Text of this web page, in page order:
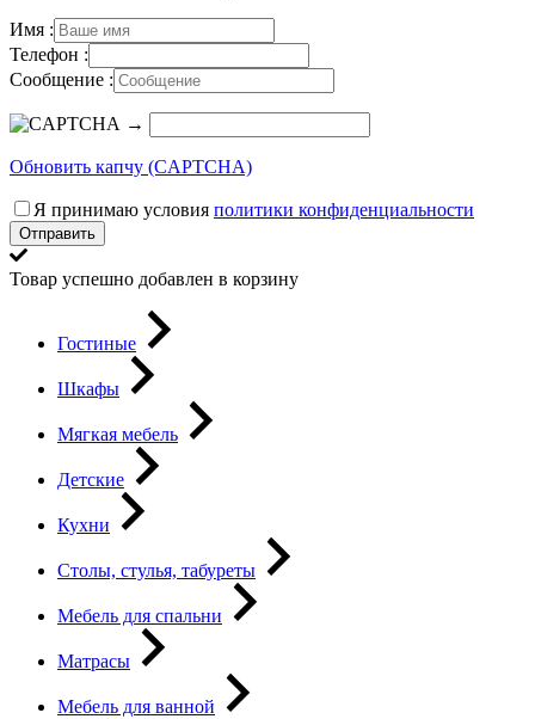
Имя :
Телефон :
Сообщение :
→
Обновить капчу (CAPTCHA)
Я принимаю условия политики конфиденциальности
Отправить
Товар успешно добавлен в корзину
Гостиные
Шкафы
Мягкая мебель
Детские
Кухни
Столы, стулья, табуреты
Мебель для спальни
Матрасы
Мебель для ванной